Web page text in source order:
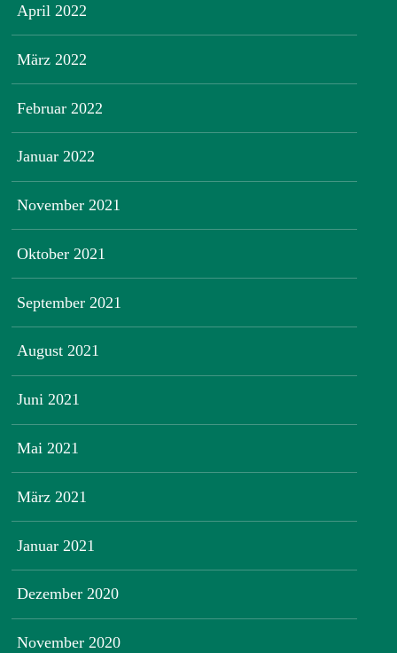
April 2022
März 2022
Februar 2022
Januar 2022
November 2021
Oktober 2021
September 2021
August 2021
Juni 2021
Mai 2021
März 2021
Januar 2021
Dezember 2020
November 2020